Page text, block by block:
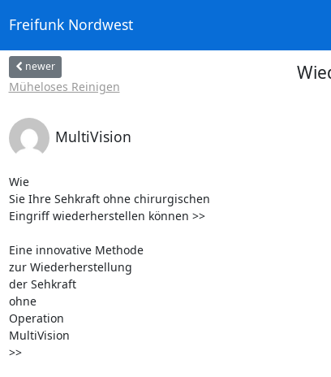
Freifunk Nordwest
newer
Müheloses Reinigen
MultiVision
Wie
Sie Ihre Sehkraft ohne chirurgischen
Eingriff wiederherstellen können >>
Eine innovative Methode
zur Wiederherstellung
der Sehkraft
ohne
Operation
MultiVision
>>